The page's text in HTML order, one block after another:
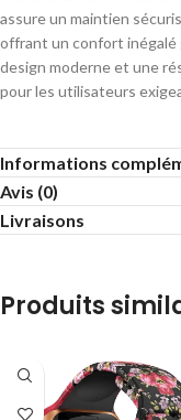
assure un maintien
offrant un confort inégalé
design moderne et une
pour les utilisateurs
Informations
Avis (0)
Livraisons
Produits